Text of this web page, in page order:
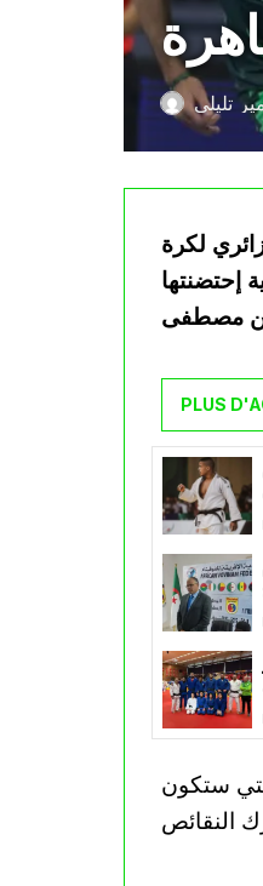
تليلي
لكرة
إحتضنتها
PLUS
مواجهة ثانية يوم الثلاثاء 14 أفريل والتي ستكون